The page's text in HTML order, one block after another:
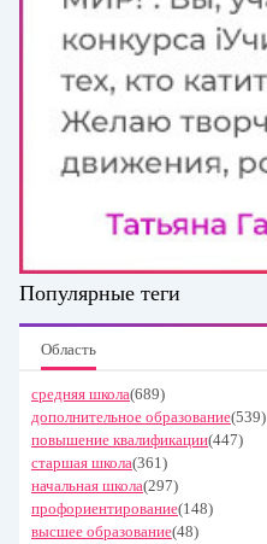
Популярные теги
Область
средняя школа(689)
дополнительное образование(539)
повышение квалификации(447)
старшая школа(361)
начальная школа(297)
профориентирование(148)
высшее образование(48)